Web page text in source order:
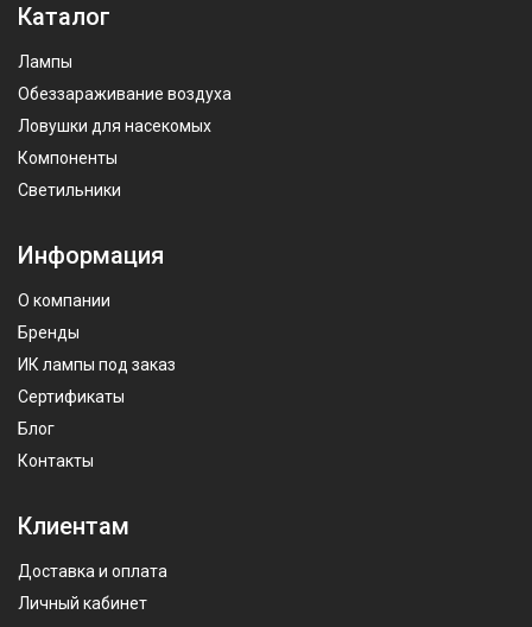
Каталог
Лампы
Обеззараживание воздуха
Ловушки для насекомых
Компоненты
Светильники
Информация
О компании
Бренды
ИК лампы под заказ
Сертификаты
Блог
Контакты
Клиентам
Доставка и оплата
Личный кабинет